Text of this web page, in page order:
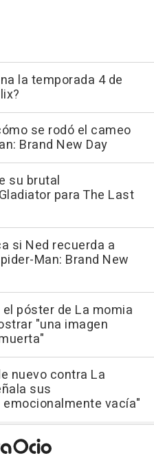
la temporada 4 de
se rodó el cameo
Brand New Day
su brutal
para The Last
si Ned recuerda a
Man: Brand New
póster de La momia
"una imagen
nuevo contra La
sus
vacía"